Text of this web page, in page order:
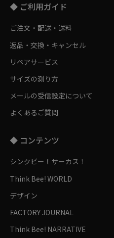
◆ ご利用ガイド
ご注文・配送・送料
返品・交換・キャンセル
リペアサービス
サイズの測り方
メールの受信設定について
よくあるご質問
◆ コンテンツ
シンクビー！サーカス！
Think Bee! WORLD
デザイン
FACTORY JOURNAL
Think Bee! NARRATIVE